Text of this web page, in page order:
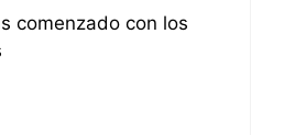
comenzado con los